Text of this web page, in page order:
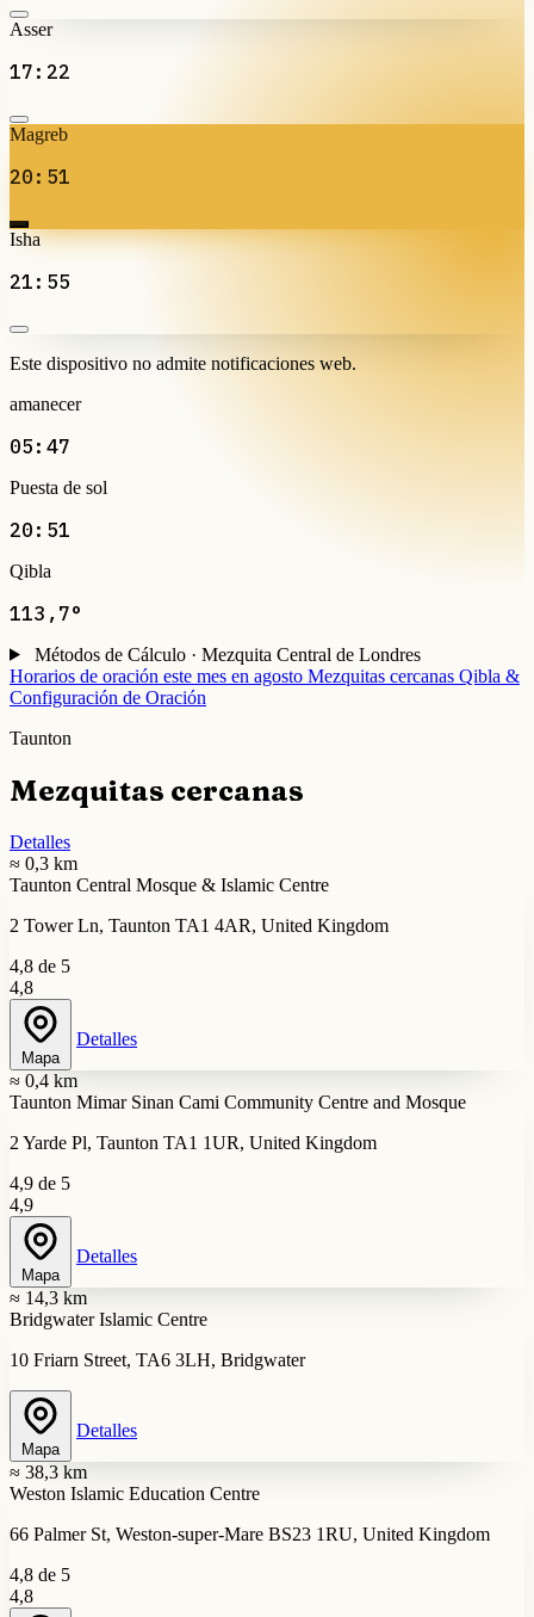
Asser
17:22
Magreb
20:51
Isha
21:55
Este dispositivo no admite notificaciones web.
amanecer
05:47
Puesta de sol
20:51
Qibla
113,7°
Métodos de Cálculo · Mezquita Central de Londres
Horarios de oración este mes en agosto Mezquitas cercanas Qibla &
Configuración de Oración
Taunton
Mezquitas cercanas
Detalles
≈ 0,3 km
Taunton Central Mosque & Islamic Centre
2 Tower Ln, Taunton TA1 4AR, United Kingdom
4,8 de 5
4,8
Mapa
Detalles
≈ 0,4 km
Taunton Mimar Sinan Cami Community Centre and Mosque
2 Yarde Pl, Taunton TA1 1UR, United Kingdom
4,9 de 5
4,9
Mapa
Detalles
≈ 14,3 km
Bridgwater Islamic Centre
10 Friarn Street, TA6 3LH, Bridgwater
Mapa
Detalles
≈ 38,3 km
Weston Islamic Education Centre
66 Palmer St, Weston-super-Mare BS23 1RU, United Kingdom
4,8 de 5
4,8